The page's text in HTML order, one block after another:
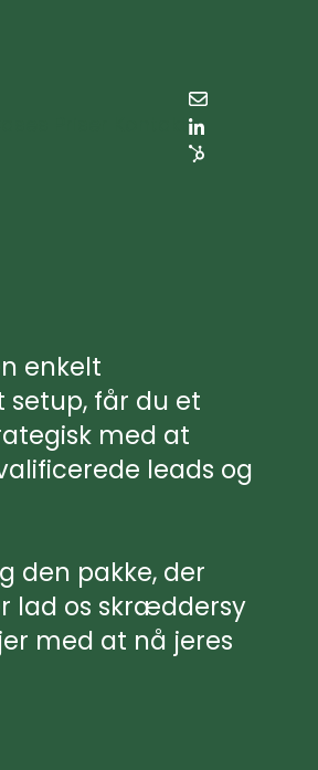
enkelt
får du et
med at
leads og
den pakke, der
lad os skræddersy
med at nå jeres